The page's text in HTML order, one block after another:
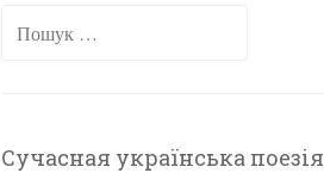
Пошук:
Сучасная українська поезія